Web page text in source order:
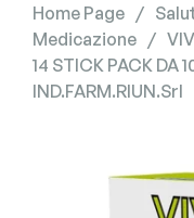
Home Page /
Medicazione /
14 STICK PACK DA
IND.FARM.RIUN.Srl